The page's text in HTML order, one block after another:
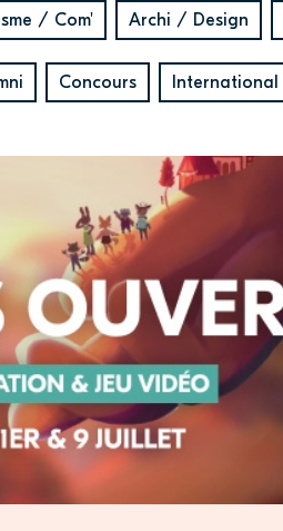
/ Com' Archi / Design
Concours International